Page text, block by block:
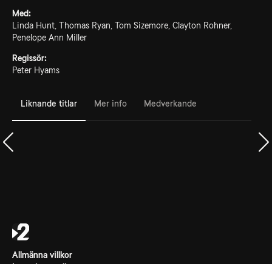
Med:
Linda Hunt, Thomas Ryan, Tom Sizemore, Clayton Rohner,
Penelope Ann Miller
Regissör:
Peter Hyams
Liknande titlar Mer info Medverkande
Allmänna villkor